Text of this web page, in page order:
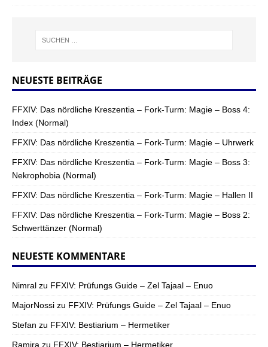
NEUESTE BEITRÄGE
FFXIV: Das nördliche Kreszentia – Fork-Turm: Magie – Boss 4:
Index (Normal)
FFXIV: Das nördliche Kreszentia – Fork-Turm: Magie – Uhrwerk
FFXIV: Das nördliche Kreszentia – Fork-Turm: Magie – Boss 3:
Nekrophobia (Normal)
FFXIV: Das nördliche Kreszentia – Fork-Turm: Magie – Hallen II
FFXIV: Das nördliche Kreszentia – Fork-Turm: Magie – Boss 2:
Schwerttänzer (Normal)
NEUESTE KOMMENTARE
Nimral zu FFXIV: Prüfungs Guide – Zel Tajaal – Enuo
MajorNossi zu FFXIV: Prüfungs Guide – Zel Tajaal – Enuo
Stefan zu FFXIV: Bestiarium – Hermetiker
Ramira zu FFXIV: Bestiarium – Hermetiker